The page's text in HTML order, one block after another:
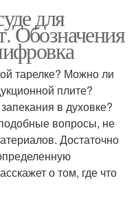
для
Обозначения
тарелке? Можно ли
плите?
в духовке?
вопросы, не
Достаточно
о том, где что